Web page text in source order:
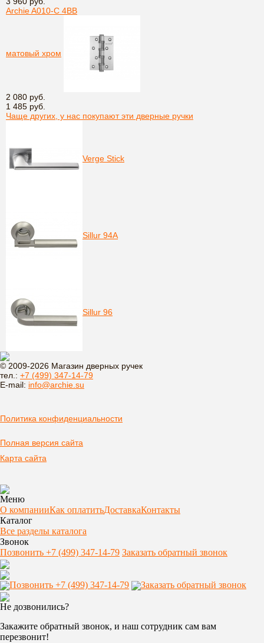
Archie A010-C 4BB
матовый хром
2 080 руб.
1 485 руб.
Чаще других, у нас покупают эти дверные ручки
Verge Stick
Sillur 94A
Sillur 96
© 2009-2026 Магазин дверных ручек
тел.: +7 (499) 347-14-79
E-mail: info@archie.su
Политика конфиденциальности
Полная версия сайта
Карта сайта
Меню
О компанииКак оплатитьДоставкаКонтакты
Каталог
Все разделы каталога
Звонок
Позвонить +7 (499) 347-14-79 Заказать обратный звонок
Позвонить +7 (499) 347-14-79 Заказать обратный звонок
Не дозвонились?
Закажите обратный звонок, и наш сотрудник сам вам
перезвонит!